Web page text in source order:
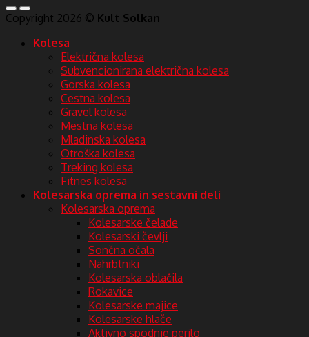
Copyright 2026 © Kult Solkan
Kolesa
Električna kolesa
Subvencionirana električna kolesa
Gorska kolesa
Cestna kolesa
Gravel kolesa
Mestna kolesa
Mladinska kolesa
Otroška kolesa
Treking kolesa
Fitnes kolesa
Kolesarska oprema in sestavni deli
Kolesarska oprema
Kolesarske čelade
Kolesarski čevlji
Sončna očala
Nahrbtniki
Kolesarska oblačila
Rokavice
Kolesarske majice
Kolesarske hlače
Aktivno spodnje perilo